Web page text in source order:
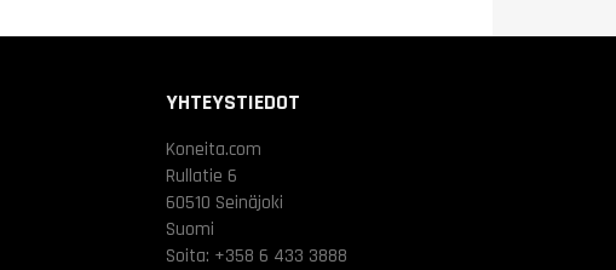
YHTEYSTIEDOT
Koneita.com
Rullatie 6
60510 Seinäjoki
Suomi
Soita: +358 6 433 3888